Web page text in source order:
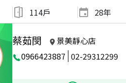
114戶 28年
蔡茹閔
景美靜心店
0966423887 02-29312299